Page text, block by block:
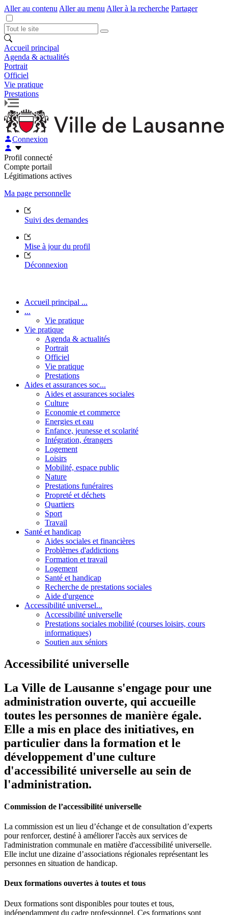
Aller au contenu Aller au menu Aller à la recherche Partager
Accueil principal
Agenda & actualités
Portrait
Officiel
Vie pratique
Prestations
Connexion
Profil connecté
Compte portail
Légitimations actives
Ma page personnelle
Suivi des demandes
Mise à jour du profil
Déconnexion
Accueil principal ...
...
Vie pratique
Vie pratique
Agenda & actualités
Portrait
Officiel
Vie pratique
Prestations
Aides et assurances soc...
Aides et assurances sociales
Culture
Economie et commerce
Energies et eau
Enfance, jeunesse et scolarité
Intégration, étrangers
Logement
Loisirs
Mobilité, espace public
Nature
Prestations funéraires
Propreté et déchets
Quartiers
Sport
Travail
Santé et handicap
Aides sociales et financières
Problèmes d'addictions
Formation et travail
Logement
Santé et handicap
Recherche de prestations sociales
Aide d'urgence
Accessibilité universel...
Accessibilité universelle
Prestations sociales mobilité (courses loisirs, cours
informatiques)
Soutien aux séniors
Accessibilité universelle
La Ville de Lausanne s'engage pour une
administration ouverte, qui accueille
toutes les personnes de manière égale.
Elle a mis en place des initiatives, en
particulier dans la formation et le
développement d'une culture
d'accessibilité universelle au sein de
l'administration.
Commission de l’accessibilité universelle
La commission est un lieu d’échange et de consultation d’experts
pour renforcer, destiné à améliorer l'accès aux services de
l'administration communale en matière d'accessibilité universelle.
Elle inclut une dizaine d’associations régionales représentant les
personnes en situation de handicap.
Deux formations ouvertes à toutes et tous
Deux formations sont disponibles pour toutes et tous,
indépendamment du cadre professionnel. Ces formations sont